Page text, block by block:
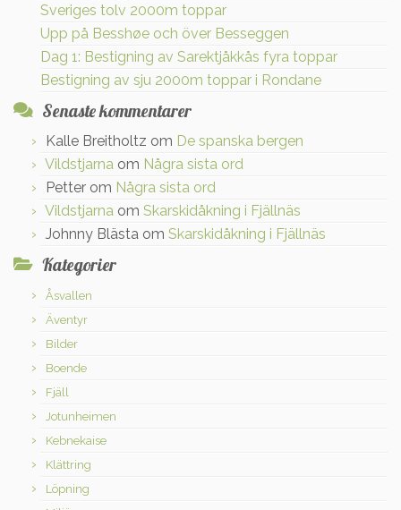
Sveriges tolv 2000m toppar
Upp på Besshøe och över Besseggen
Dag 1: Bestigning av Sarektjåkkås fyra toppar
Bestigning av sju 2000m toppar i Rondane
Senaste kommentarer
Kalle Breitholtz om De spanska bergen
Vildstjarna om Några sista ord
Petter om Några sista ord
Vildstjarna om Skarskidåkning i Fjällnäs
Johnny Blästa om Skarskidåkning i Fjällnäs
Kategorier
Åsvallen
Äventyr
Bilder
Boende
Fjäll
Jotunheimen
Kebnekaise
Klättring
Löpning